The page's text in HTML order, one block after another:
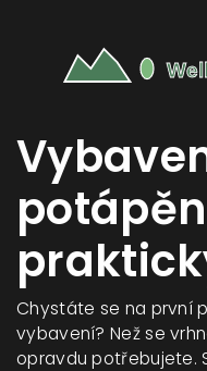
Chystáte se na první
vybavení? Než se
opravdu potřebujete.